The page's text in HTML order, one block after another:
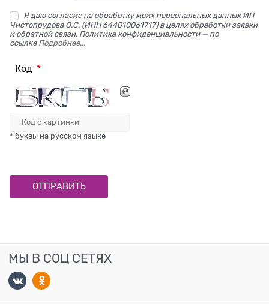
Я даю согласие на обработку моих персональных данных ИП
Чистопрудова О.С. (ИНН 644010061717) в целях обработки заявки
и обратной связи. Политика конфиденциальности — по
ссылке Подробнее...
Код
* буквы на русском языке
МЫ В СОЦ СЕТЯХ